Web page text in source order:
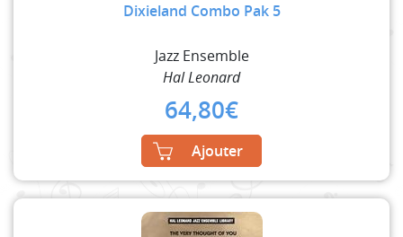
Dixieland Combo Pak 5
Jazz Ensemble
Hal Leonard
64,80€
Ajouter